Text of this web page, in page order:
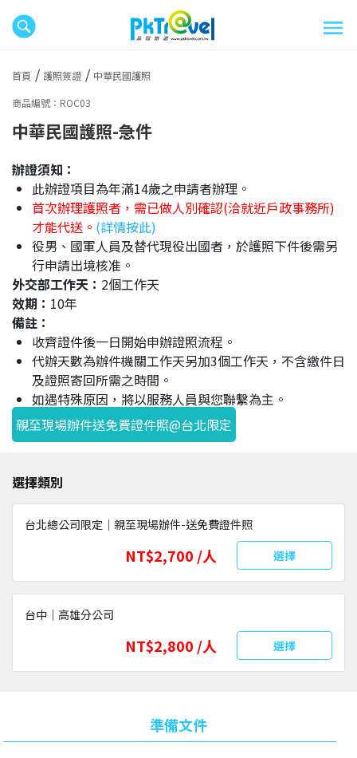
首頁 護照簽證
中華民國護照
商品編號：ROC03
中華民國護照-急件
辦證須知：
此辦證項目為年滿14歲之申請者辦理。
首次辦理護照者，需已做人別確認(洽就近戶政事務所)
才能代送。 (詳情按此)
役男、國軍人員及替代現役出國者，於護照下件後需另
行申請出境核准。
外交部工作天： 2個工作天
效期： 10年
備註：
收齊證件後一日開始申辦證照流程。
代辦天數為辦件機關工作天另加3個工作天，不含繳件日
及證照寄回所需之時間。
如遇特殊原因，將以服務人員與您聯繫為主。
親至現場辦件送免費證件照@台北限定
選擇類別
台北總公司限定｜親至現場辦件-送免費證件照
NT$2,700 /人 選擇
台中｜高雄分公司
NT$2,800 /人 選擇
準備文件